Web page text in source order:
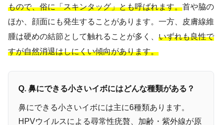
もので、俗に「スキンタッグ」とも呼ばれます。首や脇の
ほか、顔面にも発生することがあります。一方、皮膚線維
腫は硬めの結節として触れることが多く、 いずれも良性で
すが自然消退はしにくい傾向があります。
Q. 鼻にできる小さいイボにはどんな種類がある？
鼻にできる小さいイボには主に6種類あります。
HPVウイルスによる尋常性疣贅、加齢・紫外線が原